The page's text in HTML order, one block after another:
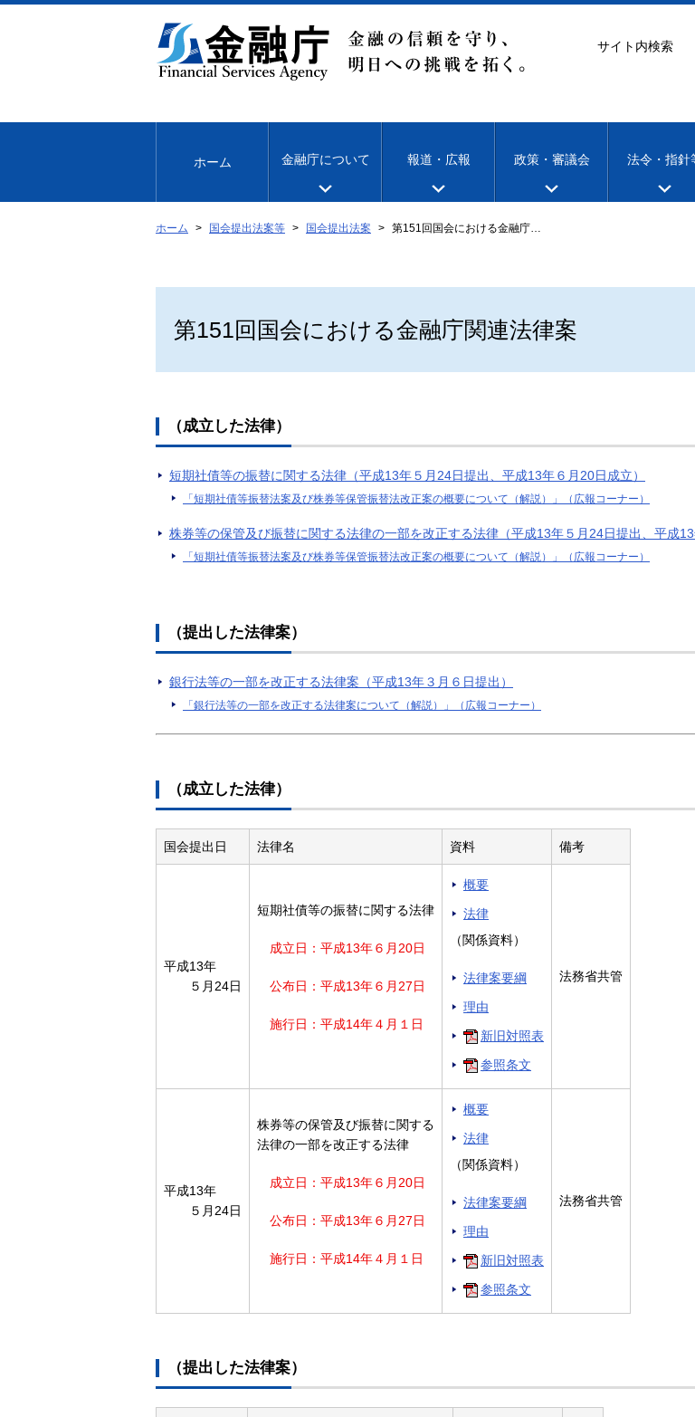
文
移
サイト内検索
ホーム 金融庁について 報道・広報 政策・審議会 法令・指針
ホーム 国会提出法案等 国会提出法案 第151回国会における金融庁…
第151回国会における金融庁関連法律案
（成立した法律）
短期社債等の振替に関する法律（平成13年５月24日提出、平成13年６月20日成立）
「短期社債等振替法案及び株券等保管振替法改正案の概要について（解説）」（広報コーナー）
株券等の保管及び振替に関する法律の一部を改正する法律（平成13年５月24日提出、平成13
「短期社債等振替法案及び株券等保管振替法改正案の概要について（解説）」（広報コーナー）
（提出した法律案）
銀行法等の一部を改正する法律案（平成13年３月６日提出）
「銀行法等の一部を改正する法律案について（解説）」（広報コーナー）
（成立した法律）
国会提出日 法律名 資料 備考
平成13年
５月24日
短期社債等の振替に関する法律
成立日：平成13年６月20日
公布日：平成13年６月27日
施行日：平成14年４月１日
概要
法律
（関係資料）
法律案要綱
理由
新旧対照表
参照条文
法務省共管
平成13年
５月24日
株券等の保管及び振替に関する
法律の一部を改正する法律
成立日：平成13年６月20日
公布日：平成13年６月27日
施行日：平成14年４月１日
概要
法律
（関係資料）
法律案要綱
理由
新旧対照表
参照条文
法務省共管
（提出した法律案）